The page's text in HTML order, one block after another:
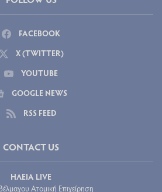
FACEBOOK
X (TWITTER)
YOUTUBE
GOOGLE NEWS
RSS FEED
CONTACT US
ΗΛΕΙΑ LIVE
Ατομική Επιχείρηση